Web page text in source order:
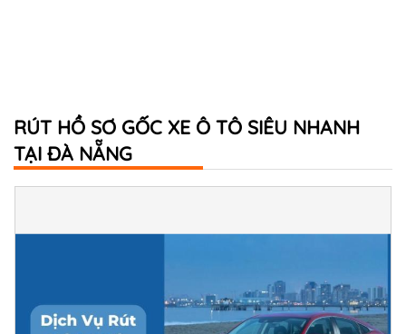
RÚT HỒ SƠ GỐC XE Ô TÔ SIÊU NHANH
TẠI ĐÀ NẴNG